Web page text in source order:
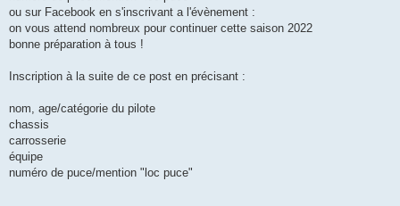
ou sur Facebook en s'inscrivant a l'évènement :
on vous attend nombreux pour continuer cette saison 2022
bonne préparation à tous !
Inscription à la suite de ce post en précisant :
nom, age/catégorie du pilote
chassis
carrosserie
équipe
numéro de puce/mention "loc puce"